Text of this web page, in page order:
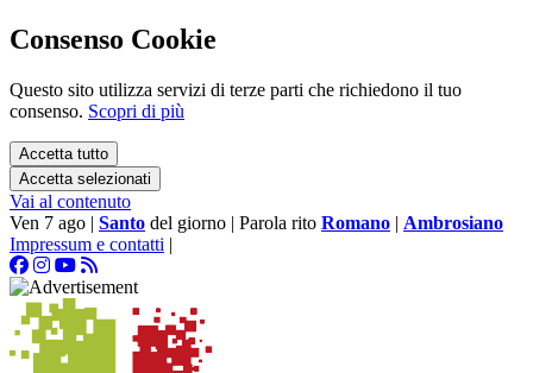
Consenso Cookie
Questo sito utilizza servizi di terze parti che richiedono il tuo
consenso. Scopri di più
Accetta tutto
Accetta selezionati
Vai al contenuto
Ven 7 ago | Santo del giorno | Parola rito Romano | Ambrosiano
Impressum e contatti |